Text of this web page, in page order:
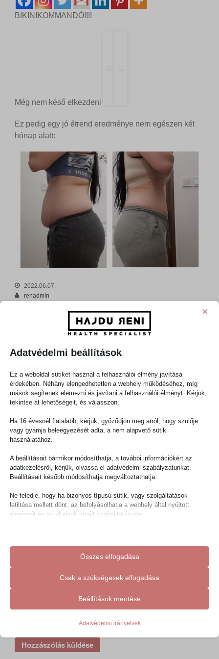
BIKINIKOMMANDÒ!!!!
Még nem késő elkezdeni
Ez pedig egy jó étrend eredménye nem egészen két
hónap alatt:
2022.06.07.
renadmin
Vélemény, hozzászólás?
jelöltük
Hozzászólás*
böngészőben a következő hozzászólásomhoz.
Adatvédelmi beállítások
×
Ez a weboldal sütiket használ a felhasználói élmény javítása
érdekében. Néhány elengedhetetlen a webhely működéséhez, míg
mások segítenek elemezni és javítani a felhasználói élményt. Kérjük,
tekintse át lehetőségeit, és válasszon.
Ha 16 évesnél fiatalabb, kérjük, győződjön meg arról, hogy szülője
vagy gyámja beleegyezését adta, a nem alapvető sütik
használatához.
A beállításait bármikor módosíthatja, a további információkért az
adatkezelésről, kérjük, olvassa el adatvédelmi szabályzatunkat.
Beállításait később módosíthatja megváltoztathatja.
Ne feledje, hogy ha bizonyos típusú sütik, vagy szolgáltatások
letiltása mellett dönt, az befolyásolhatja a webhely által nyújtott
élményét és az általunk kínált szolgáltatásokat.
Az alapvető sütik és szolgáltatások biztosítják az oldal megfelelő
működéséhez. Ezek a sütik és szolgáltatások a GDPR szerint nem
Részletek megjelenítése
cookie_notice_accepted
woocommerce_cart_hash
A statisztikai sütik és szolgáltatások felhasználási információkat
gyűjtenek, amelyek lehetővé teszik számunkra, hogy betekintést
nyerjünk abba, hogyan lépnek kapcsolatba látogatóink a
Részletek megjelenítése
Összes elfogadása
Csak a szükségesek elfogadása
Beállítások mentése
Adatvédelmi irányelvek